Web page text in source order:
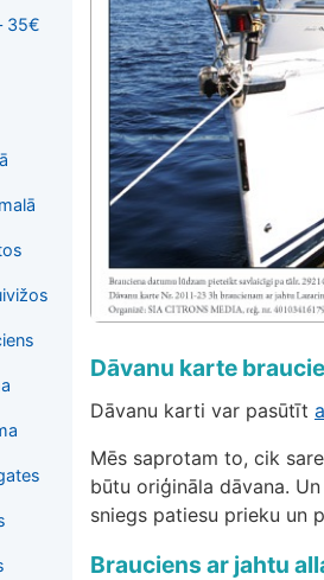
35€
Dāvanu karte
Dāvanu karti var pasūtīt
Mēs saprotam to, cik
būtu oriģināla dāvana.
sniegs patiesu prieku un
Brauciens ar jahtu